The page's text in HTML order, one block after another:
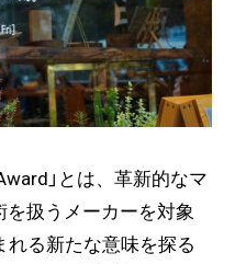
」とは、革新的なマ
を扱うメーカーを対象
れる新たな意味を探る